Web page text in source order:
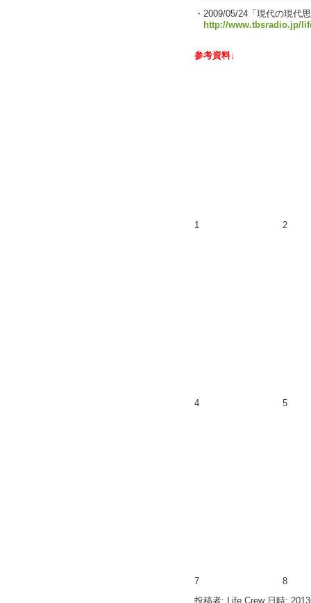
・2009/05/24「現代の現代
http://www.tbsradio.jp/
参考資料↓
1 2
4 5
7
8
投稿者: Life Crew 日時: